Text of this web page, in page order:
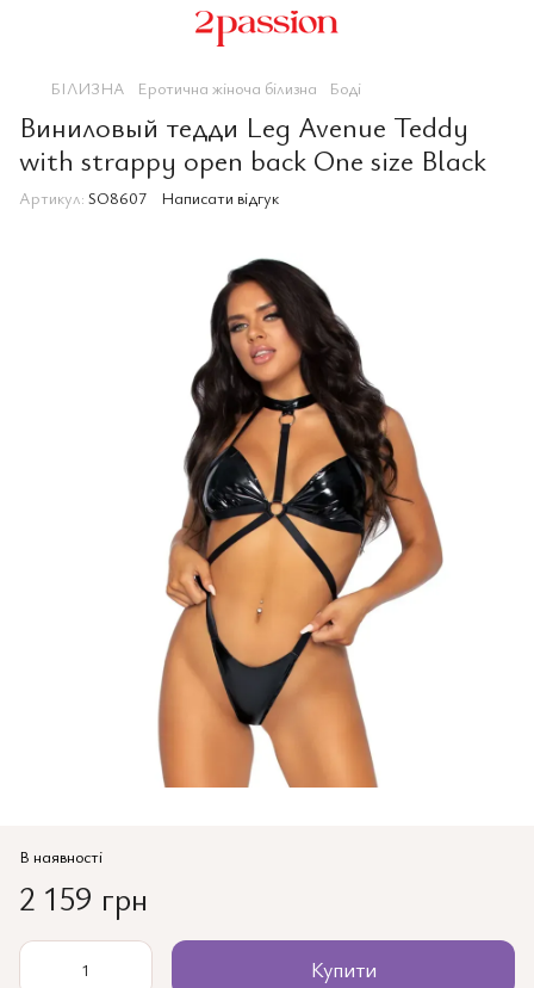
БІЛИЗНА Еротична жіноча білизна Боді
Виниловый тедди Leg Avenue Teddy
with strappy open back One size Black
Артикул: SO8607 Написати відгук
В наявності
2 159 грн
Купити